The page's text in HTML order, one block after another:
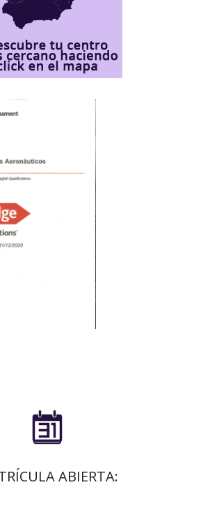

ABIERTA: